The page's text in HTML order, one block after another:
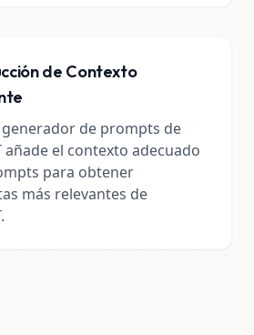
de Contexto
de prompts de
añade el contexto adecuado
para obtener
más relevantes de